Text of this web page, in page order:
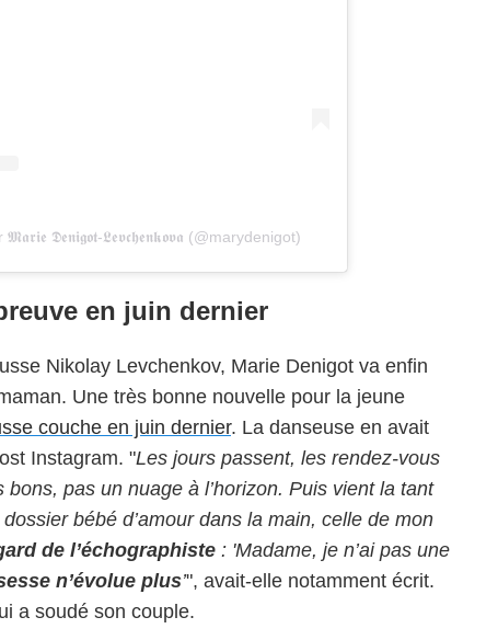
𝕯𝖊𝖓𝖎𝖌𝖔𝖙-𝕷𝖊𝖛𝖈𝖍𝖊𝖓𝖐𝖔𝖛𝖆 (@marydenigot)
en juin dernier
Nikolay Levchenkov, Marie Denigot va enfin
Une très bonne nouvelle pour la jeune
couche en juin dernier. La danseuse en avait
Instagram. "Les jours passent, les rendez-vous
bons, pas un nuage à l’horizon. Puis vient la tant
bébé d’amour dans la main, celle de mon
de l’échographiste : 'Madame, je n’ai pas une
n’évolue plus’", avait-elle notamment écrit.
a soudé son couple.